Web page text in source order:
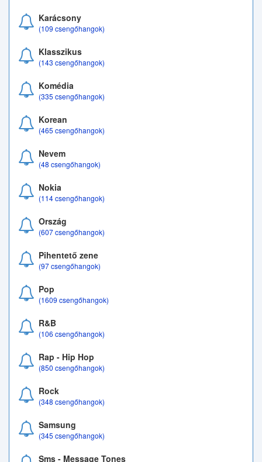
Karácsony
(109 csengőhangok)
Klasszikus
(143 csengőhangok)
Komédia
(335 csengőhangok)
Korean
(465 csengőhangok)
Nevem
(48 csengőhangok)
Nokia
(114 csengőhangok)
Ország
(607 csengőhangok)
Pihentető zene
(97 csengőhangok)
Pop
(1609 csengőhangok)
R&B
(106 csengőhangok)
Rap - Hip Hop
(850 csengőhangok)
Rock
(348 csengőhangok)
Samsung
(345 csengőhangok)
Sms - Message Tones